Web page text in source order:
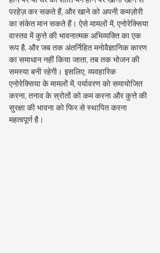
परहेज़ कर सकते हैं, और खाने को अपनी कमज़ोरी
का संकेत मान सकते हैं। ऐसे मामलों में, एनोरेक्सिया
वास्तव में कुत्ते की भावनात्मक अभिव्यक्ति का एक
रूप है, और जब तक अंतर्निहित मनोवैज्ञानिक कारण
का समाधान नहीं किया जाता, तब तक भोजन की
समस्या बनी रहेगी। इसलिए, व्यवहारिक
एनोरेक्सिया के मामलों में, पर्यावरण को समायोजित
करना, तनाव के स्रोतों को कम करना और कुत्ते की
सुरक्षा की भावना को फिर से स्थापित करना
महत्वपूर्ण है।